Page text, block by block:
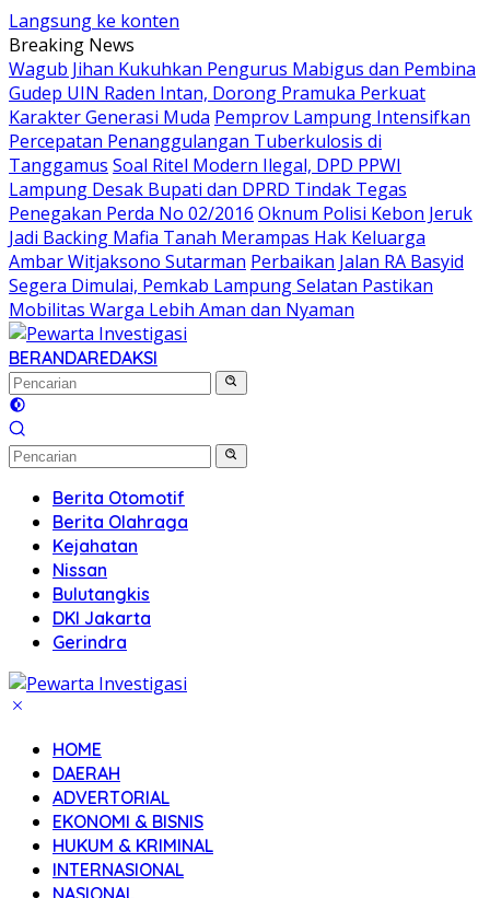
Langsung ke konten
Breaking News
Wagub Jihan Kukuhkan Pengurus Mabigus dan Pembina
Gudep UIN Raden Intan, Dorong Pramuka Perkuat
Karakter Generasi Muda Pemprov Lampung Intensifkan
Percepatan Penanggulangan Tuberkulosis di
Tanggamus Soal Ritel Modern Ilegal, DPD PPWI
Lampung Desak Bupati dan DPRD Tindak Tegas
Penegakan Perda No 02/2016 Oknum Polisi Kebon Jeruk
Jadi Backing Mafia Tanah Merampas Hak Keluarga
Ambar Witjaksono Sutarman Perbaikan Jalan RA Basyid
Segera Dimulai, Pemkab Lampung Selatan Pastikan
Mobilitas Warga Lebih Aman dan Nyaman
BERANDAREDAKSI
Berita Otomotif
Berita Olahraga
Kejahatan
Nissan
Bulutangkis
DKI Jakarta
Gerindra
HOME
DAERAH
ADVERTORIAL
EKONOMI & BISNIS
HUKUM & KRIMINAL
INTERNASIONAL
NASIONAL